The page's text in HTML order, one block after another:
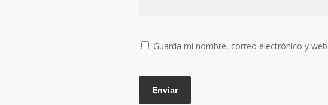
Guarda mi nombre, correo electrónico y